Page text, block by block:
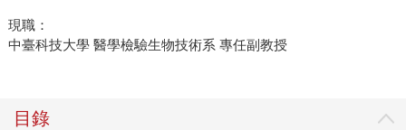
現職：
中臺科技大學 醫學檢驗生物技術系 專任副教授
目錄